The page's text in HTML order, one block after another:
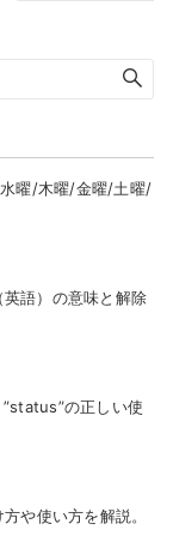
水曜/木曜/金曜/土曜/
語）の意味と解除
”status”の正しい使
や使い方を解説。